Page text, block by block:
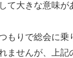
て大きな意味が
もりで総会に
ませんが、上